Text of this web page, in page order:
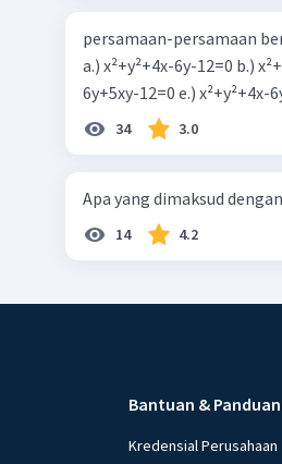
persamaan-persamaan
a.) x²+y²+4x-6y-12=0 b.)
6y+5xy-12=0 e.)
34 3.0
Apa yang dimaksud
14 4.2
Bantuan & Panduan
Kredensial Perusahaan